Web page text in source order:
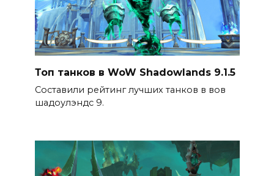
Топ танков в WoW Shadowlands 9.1.5
Составили рейтинг лучших танков в вов
шадоулэндс 9.